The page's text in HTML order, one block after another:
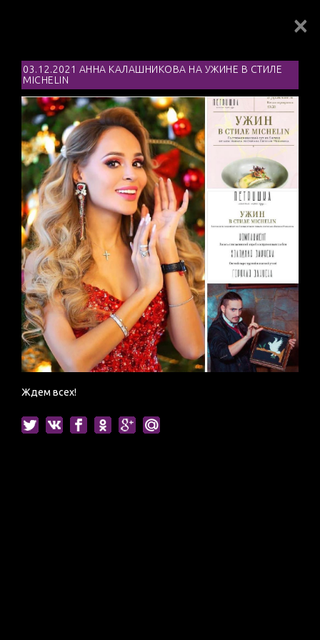
NEWS
×
03.12.2021 АННА КАЛАШНИКОВА НА УЖИНЕ В СТИЛЕ
MICHELIN
Ждем всех!